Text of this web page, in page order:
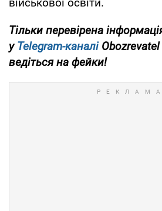
військової освіти.
Тільки перевірена
уTelegram-каналіObozrevatel
ведіться на фейки!